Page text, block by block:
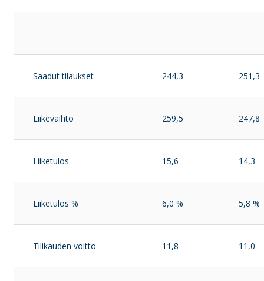
Saadut tilaukset 244,3 251,3
Liikevaihto 259,5 247,8
Liiketulos 15,6 14,3
Liiketulos % 6,0 % 5,8 %
Tilikauden voitto 11,8 11,0